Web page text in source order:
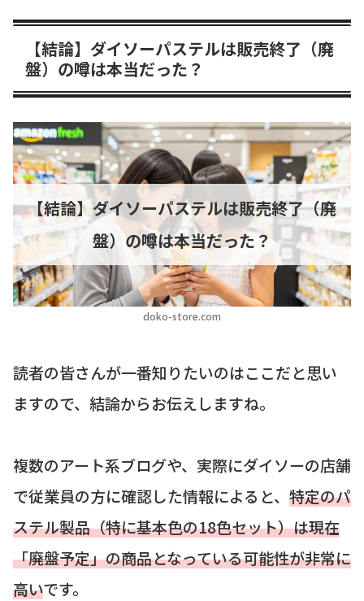
【結論】ダイソーパステルは販売終了（廃
盤）の噂は本当だった？
doko-store.com
【結論】ダイソーパステルは販売終了（廃
盤）の噂は本当だった？
読者の皆さんが一番知りたいのはここだと思い
ますので、結論からお伝えしますね。
複数のアート系ブログや、実際にダイソーの店舗
で従業員の方に確認した情報によると、 特定のパ
ステル製品（特に基本色の18色セット）は現在
「廃盤予定」の商品となっている可能性が非常に
高いです。